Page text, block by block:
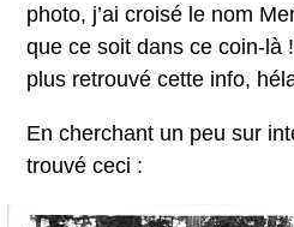
photo, j’ai croisé le nom
que ce soit dans ce coin-là
plus retrouvé cette info,
En cherchant un peu sur
trouvé ceci :